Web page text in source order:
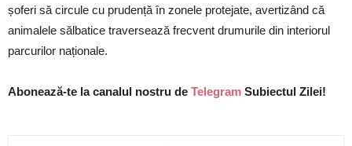
șoferi să circule cu prudență în zonele protejate, avertizând că
animalele sălbatice traversează frecvent drumurile din interiorul
parcurilor naționale.
Abonează-te la canalul nostru de Telegram Subiectul Zilei!